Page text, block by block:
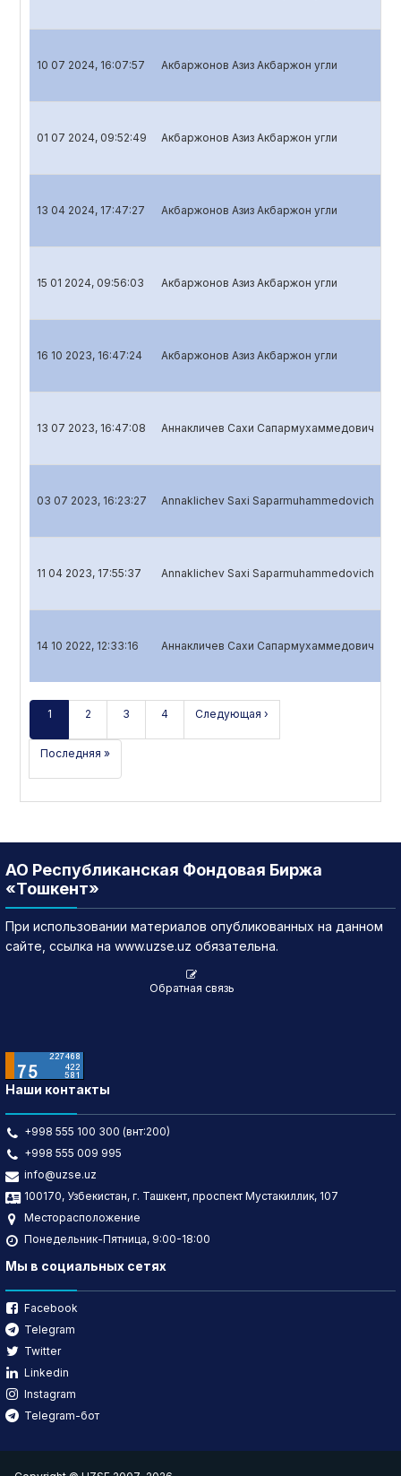
10 07 2024, 16:07:57 Акбаржонов Азиз Акбаржон угли
01 07 2024, 09:52:49 Акбаржонов Азиз Акбаржон угли
13 04 2024, 17:47:27 Акбаржонов Азиз Акбаржон угли
15 01 2024, 09:56:03 Акбаржонов Азиз Акбаржон угли
16 10 2023, 16:47:24 Акбаржонов Азиз Акбаржон угли
13 07 2023, 16:47:08 Аннакличев Сахи Сапармухаммедович
03 07 2023, 16:23:27 Annaklichev Saxi Saparmuhammedovich
11 04 2023, 17:55:37 Annaklichev Saxi Saparmuhammedovich
14 10 2022, 12:33:16 Аннакличев Сахи Сапармухаммедович
1 2 3 4 Следующая ›
Последняя »
АО Республиканская Фондовая Биржа
«Тошкент»
При использовании материалов опубликованных на данном
сайте, ссылка на www.uzse.uz обязательна.
Обратная связь
Наши контакты
+998 555 100 300 (внт:200)
+998 555 009 995
info@uzse.uz
100170, Узбекистан, г. Ташкент, проспект Мустакиллик, 107
Месторасположение
Понедельник-Пятница, 9:00-18:00
Мы в социальных сетях
Facebook
Telegram
Twitter
Linkedin
Instagram
Telegram-бот